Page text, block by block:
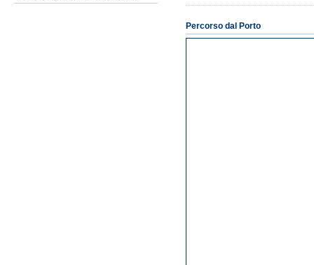
Percorso dal Porto